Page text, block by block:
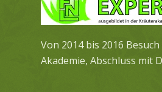
Von 2014 bis 2016
Akademie, Abschluss mit